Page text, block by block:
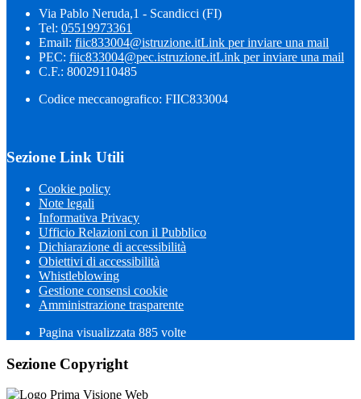
Via Pablo Neruda,1 - Scandicci (FI)
Tel: 05519973361
Email: fiic833004@istruzione.itLink per inviare una mail
PEC: fiic833004@pec.istruzione.itLink per inviare una mail
C.F.: 80029110485
Codice meccanografico: FIIC833004
Sezione Link Utili
Cookie policy
Note legali
Informativa Privacy
Ufficio Relazioni con il Pubblico
Dichiarazione di accessibilità
Obiettivi di accessibilità
Whistleblowing
Gestione consensi cookie
Amministrazione trasparente
Pagina visualizzata 885 volte
Sezione Copyright